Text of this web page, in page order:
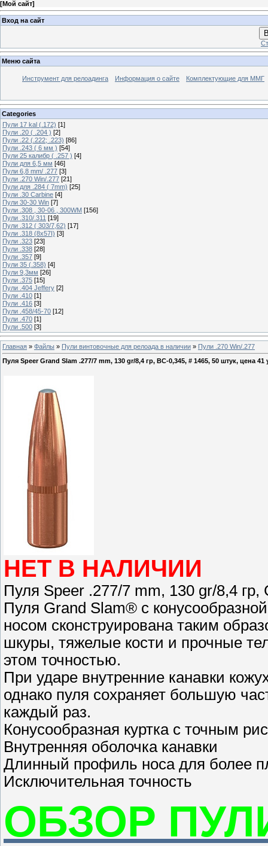
[Мой сайт]
Вход на сайт
Меню сайта
Инструмент для релоадинга Информация о сайте Комплектующие для ММГ
Categories
Пули 17 kal (.172) [1]
Пули .20 ( .204 ) [2]
Пули .22 (.222; .223) [86]
Пули .243 ( 6 мм ) [54]
Пули 25 калибр ( .257 ) [4]
Пули для 6,5 мм [46]
Пули 6,8 mm/ .277 [3]
Пули .270 Win/.277 [21]
Пули для .284 ( 7mm) [25]
Пули .30 Carbine [4]
Пули 30-30 Win [7]
Пули .308 , 30-06 , 300WM [156]
Пули .310/.311 [19]
Пули .312 ( 303/7,62) [17]
Пули .318 (8х57I) [3]
Пули .323 [23]
Пули .338 [28]
Пули .357 [9]
Пули 35 (.358) [4]
Пули 9,3мм [26]
Пули .375 [15]
Пули .404 Jeffery [2]
Пули .410 [1]
Пули .416 [3]
Пули .458/45-70 [12]
Пули .470 [1]
Пули .500 [3]
Главная » Файлы » Пули винтовочные для релоада в наличии » Пули .270 Win/.277
Пуля Speer Grand Slam .277/7 mm, 130 gr/8,4 гр, ВС-0,345, # 1465, 50 штук, цена 41
НЕТ В НАЛИЧИИ
Пуля Speer .277/7 mm, 130 gr/8,4
Пуля Grand Slam® с
носом сконструирована таким
шкуры, тяжелые кости и прочные
этом точностью.
При ударе внутренние канавки
однако пуля сохраняет большую
каждый раз.
Конусообразная куртка с точным
Внутренняя оболочка канавки
Длинный профиль носа для более
Исключительная точность
ОБЗОР